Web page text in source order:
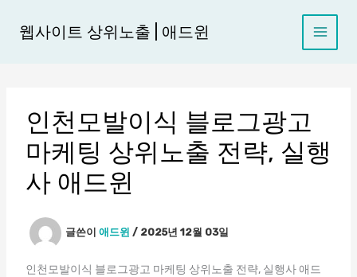
웹사이트 상위노출 | 애드윈
인천모발이식 블로그광고
마케팅 상위노출 전략, 실행
사 애드윈
글쓴이 애드윈 / 2025년 12월 03일
인천모발이식 블로그광고 마케팅 상위노출 전략, 실행사 애드